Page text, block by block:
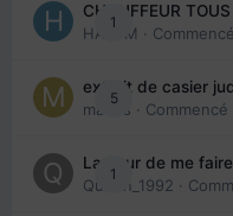
1
CHAUFFEUR
HAZEM · Commencé
5
extrait de casier
maries · Commencé
1
La peur de me
Queen_1992 ·